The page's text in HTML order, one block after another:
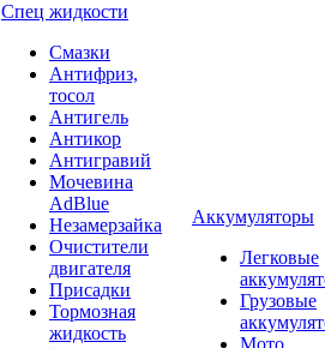
Спец жидкости
Смазки
Антифриз,
тосол
Антигель
Антикор
Антигравий
Мочевина
AdBlue
Незамерзайка
Очистители
двигателя
Присадки
Тормозная
жидкость
Аккумуляторы
Легковые
Грузовые
Мото